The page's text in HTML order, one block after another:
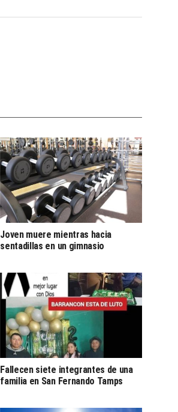
Joven muere mientras hacia
sentadillas en un gimnasio
Fallecen siete integrantes de una
familia en San Fernando Tamps